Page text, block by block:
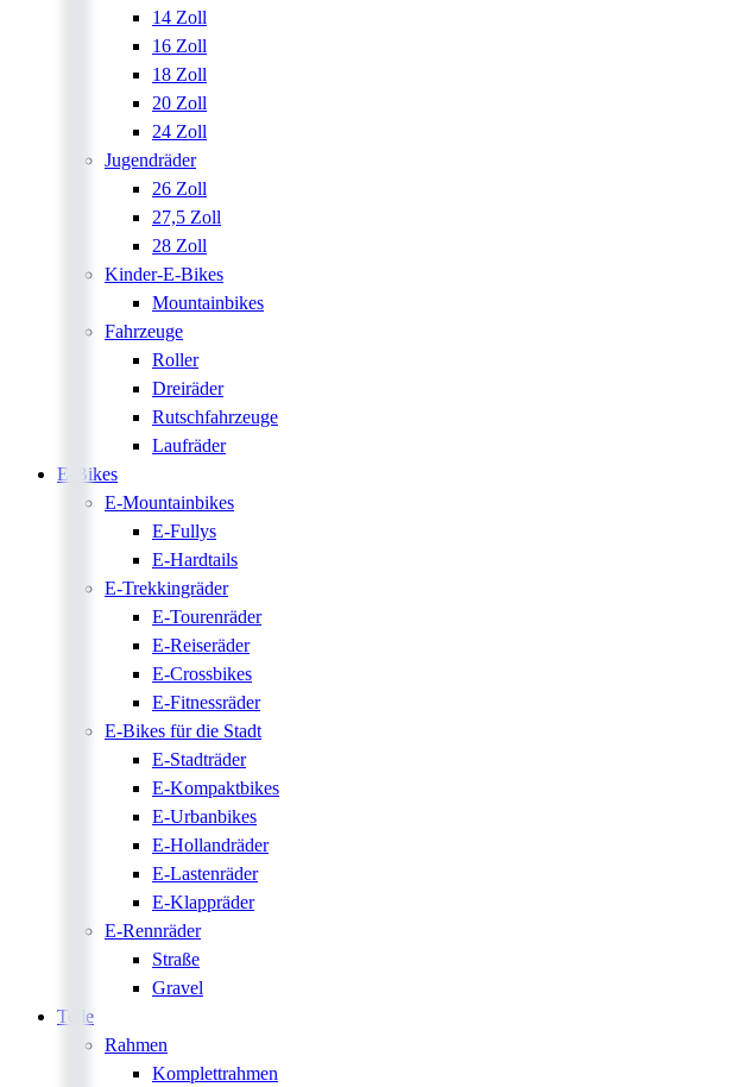
14 Zoll
16 Zoll
18 Zoll
20 Zoll
24 Zoll
Jugendräder
26 Zoll
27,5 Zoll
28 Zoll
Kinder-E-Bikes
Mountainbikes
Fahrzeuge
Roller
Dreiräder
Rutschfahrzeuge
Laufräder
E-Bikes
E-Mountainbikes
E-Fullys
E-Hardtails
E-Trekkingräder
E-Tourenräder
E-Reiseräder
E-Crossbikes
E-Fitnessräder
E-Bikes für die Stadt
E-Stadträder
E-Kompaktbikes
E-Urbanbikes
E-Hollandräder
E-Lastenräder
E-Klappräder
E-Rennräder
Straße
Gravel
Teile
Rahmen
Komplettrahmen